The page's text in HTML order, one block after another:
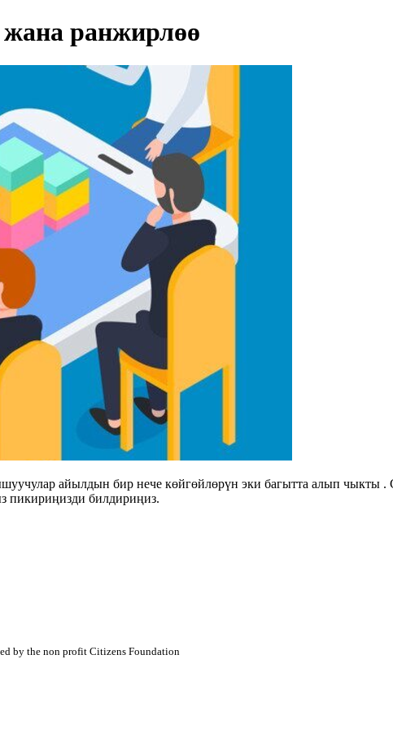
ранжирлөө
айылдын бир нече көйгөйлөрүн эки багытта алып чыкты .
пикириңизди билдириңиз.
by the non profit Citizens Foundation